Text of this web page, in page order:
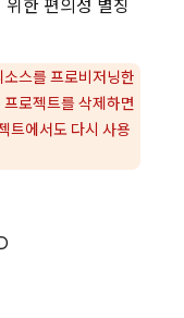
한 편의성 별칭
스를 프로비저닝한
로젝트를 삭제하면
트에서도 다시 사용